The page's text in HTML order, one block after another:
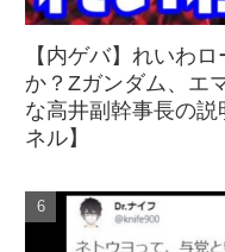
【内ゲバ】れいわ
か？Zガンダム、エ
な高井副幹事長の
ネル】